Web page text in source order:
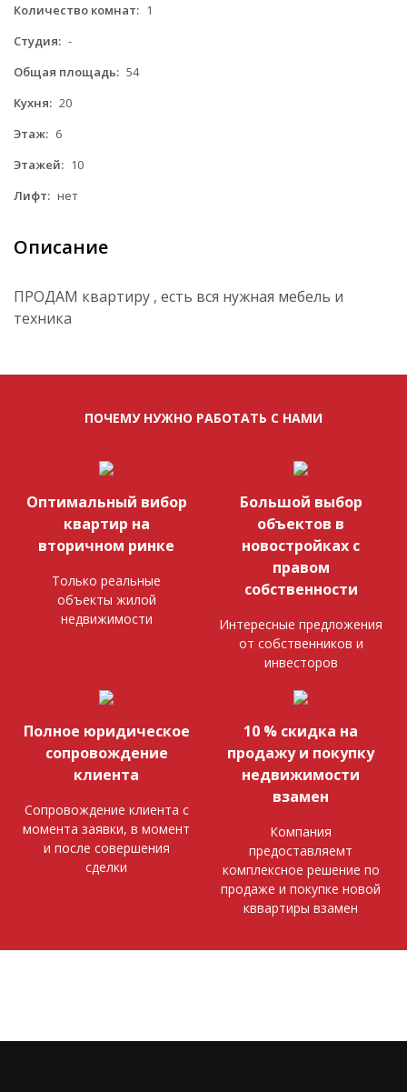
Количество комнат: 1
Студия: -
Общая площадь: 54
Кухня: 20
Этаж: 6
Этажей: 10
Лифт: нет
Описание
ПРОДАМ квартиру , есть вся нужная мебель и
техника
ПОЧЕМУ НУЖНО РАБОТАТЬ С НАМИ
Оптимальный вибор
квартир на
вторичном ринке
Только реальные
объекты жилой
недвижимости
Большой выбор
объектов в
новостройках с
правом
собственности
Интересные предложения
от собственников и
инвесторов
Полное юридическое
сопровождение
клиента
Сопровождение клиента с
момента заявки, в момент
и после совершения
сделки
10 % скидка на
продажу и покупку
недвижимости
взамен
Компания
предоставляемт
комплексное решение по
продаже и покупке новой
кввартиры взамен